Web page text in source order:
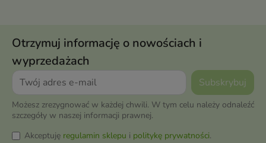
Otrzymuj informację o nowościach i
wyprzedażach
Możesz zrezygnować w każdej chwili. W tym celu należy odnaleźć
szczegóły w naszej informacji prawnej.
Akceptuję regulamin sklepu i politykę prywatności.